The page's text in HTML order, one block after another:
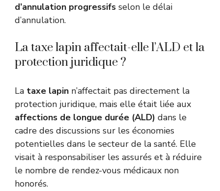
d’annulation progressifs selon le délai
d’annulation.
La taxe lapin affectait-elle l’ALD et la
protection juridique ?
La taxe lapin n’affectait pas directement la
protection juridique, mais elle était liée aux
affections de longue durée (ALD) dans le
cadre des discussions sur les économies
potentielles dans le secteur de la santé. Elle
visait à responsabiliser les assurés et à réduire
le nombre de rendez-vous médicaux non
honorés.